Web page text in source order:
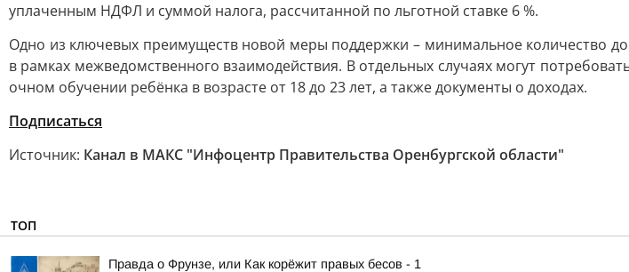
уплаченным НДФЛ и суммой налога, рассчитанной по льготной ставке 6 %.
Одно из ключевых преимуществ новой меры поддержки – минимальное количество
в рамках межведомственного взаимодействия. В отдельных случаях могут
очном обучении ребёнка в возрасте от 18 до 23 лет, а также документы о доходах.
Подписаться
Источник: Канал в МАКС "Инфоцентр Правительства Оренбургской области"
ТОП
Правда о Фрунзе, или Как корёжит правых бесов - 1